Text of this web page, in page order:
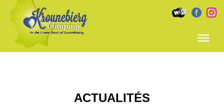
 
ACTUALITÉS